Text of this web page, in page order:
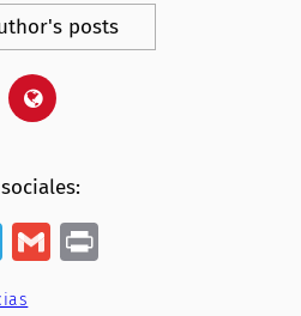
posts
Telegram
GmailPrint